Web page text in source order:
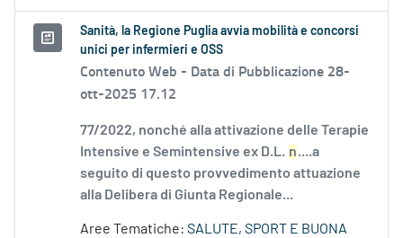
Sanità, la Regione Puglia avvia mobilità e concorsi
unici per infermieri e OSS
Contenuto Web - Data di Pubblicazione 28-
ott-2025 17.12
77/2022, nonché alla attivazione delle Terapie
Intensive e Semintensive ex D.L. n....a
seguito di questo provvedimento attuazione
alla Delibera di Giunta Regionale...
Aree Tematiche: SALUTE, SPORT E BUONA